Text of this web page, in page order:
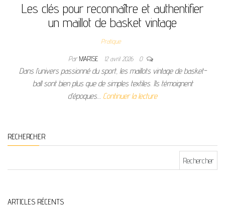
Les clés pour reconnaître et authentifier
un maillot de basket vintage
Pratique
ParMARISE 12 avril 2026 0
Dans l’univers passionné du sport, les maillots vintage de basket-
ball sont bien plus que de simples textiles. Ils témoignent
d’époques… Continuer la lecture
RECHERCHER
ARTICLES RÉCENTS